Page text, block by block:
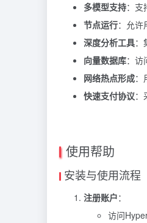
多模型支持：支
节点运行：允许
深度分析工具：
向量数据库：访
网络热点形成：
快速支付协议：
使用帮助
安装与使用流程
注册账户：
访问